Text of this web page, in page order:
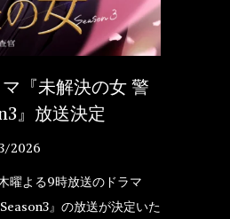
『未解決の女 警
』放送決定
2026
曜よる9時放送のドラマ
』の放送が決定いた